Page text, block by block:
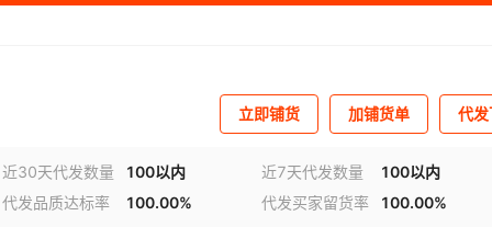
立即铺货 加铺货单 代
近30天代发数量 100以内 近7天代发数量
100以内
代发品质达标率
100.00% 代发买家留货率 100.00%